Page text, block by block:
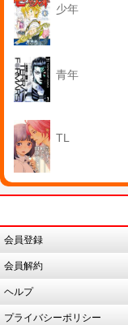
少年
青年
TL
会員登録
会員解約
ヘルプ
プライバシーポリシー